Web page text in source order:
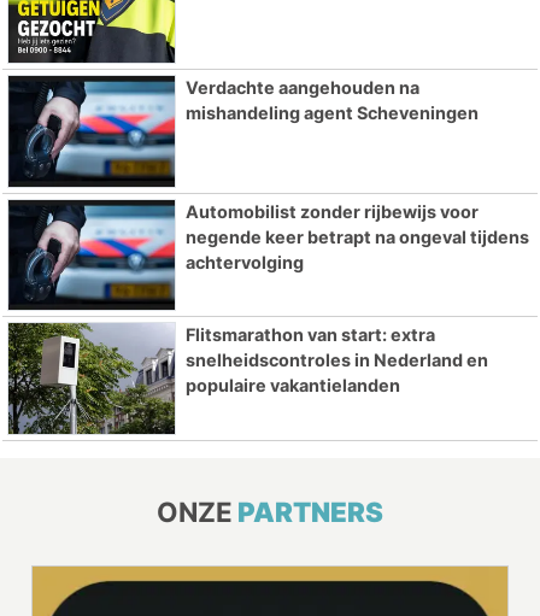
Verdachte aangehouden na
mishandeling agent Scheveningen
Automobilist zonder rijbewijs voor
negende keer betrapt na ongeval tijdens
achtervolging
Flitsmarathon van start: extra
snelheidscontroles in Nederland en
populaire vakantielanden
ONZE PARTNERS